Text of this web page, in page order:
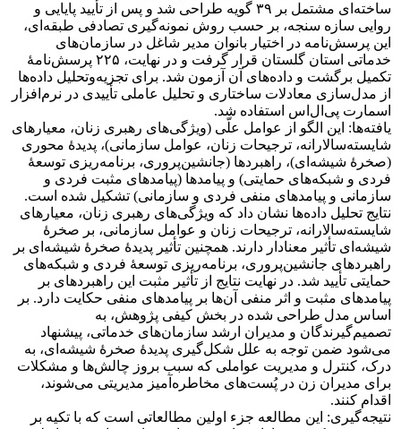
ساخته‌ای مشتمل بر ۳۹ گویه طراحی شد و پس از تأیید پایایی و
روایی سازه سنجه، بر حسب روش نمونه‌گیری تصادفی طبقه‌ای،
این پرسش‌نامه در اختیار بانوان مدیر شاغل در سازمان‌های
خدماتی استان گلستان قرار گرفت و در نهایت، ۲۲۵ پرسش‌نامۀ
تکمیل برگشت و داده‌های آن آزمون شد. برای تجزیه‌وتحلیل داده‌ها
از مدل‌سازی معادلات ساختاری و تحلیل عاملی تأییدی در نرم‌افزار
اسمارت پی‌ال‌اس استفاده شد.
یافته‌ها: این الگو از عوامل علّی (ویژگی‌‏های رهبری زنان، معیارهای
شایسته‌سالارانه، ترجیحات زنان، عوامل سازمانی)، پدیدۀ محوری
(صخرۀ شیشه‌ای)، راهبردها (جانشین‌پروری، برنامه‌ریزی توسعۀ
فردی و شبکه‌های حمایتی) و پیامدها (پیامدهای مثبت فردی و
سازمانی و پیامدهای منفی فردی و سازمانی) تشکیل شده است.
نتایج تحلیل داده‌ها نشان داد که ویژگی‌‏های رهبری زنان، معیارهای
شایسته‌سالارانه، ترجیحات زنان و عوامل سازمانی، بر صخرۀ
شیشه‌ای تأثیر معنادار دارند. همچنین تأثیر پدیدۀ صخرۀ شیشه‌ای بر
راهبردهای جانشین‌پروری، برنامه‌ریزی توسعۀ فردی و شبکه‌های
حمایتی تأیید شد. در نهایت نتایج از تأثیر مثبت این راهبردهای بر
پیامدهای مثبت و اثر منفی آن‌ها بر پیامدهای منفی حکایت دارد. بر
اساس مدل طراحی شده در بخش کیفی پژوهش، به
تصمیم‌گیرندگان و مدیران ارشد سازمان‌های خدماتی، پیشنهاد
می‌شود ضمن توجه به علل شکل‌گیری پدیدۀ صخرۀ شیشه‌ای، به
درک، کنترل و مدیریت عواملی که سبب بروز چالش‌ها و مشکلات
برای مدیران زن در پُست‌های مخاطره‌آمیز مدیریتی می‌شوند،
اقدام کنند.
نتیجه‌گیری: این مطالعه جزء اولین مطالعاتی است که با تکیه بر